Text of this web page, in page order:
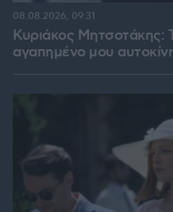
Κυριάκος Μητσοτάκης:
αγαπημένο μου
08.08.2026, 09:31